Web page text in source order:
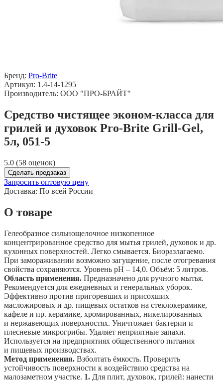
Бренд: Pro-Brite
Артикул: 1.4-14-1295
Производитель: ООО "ПРО-БРАЙТ"
Средство чистящее эконом-класса для
грилей и духовок Pro-Brite Grill-Gel,
5л, 051-5
5.0 (58 оценок)
Сделать предзаказ
Запросить оптовую цену
Доставка: По всей России
О товаре
Гелеобразное сильнощелочное низкопенное
концентрированное средство для мытья грилей, духовок и др.
кухонных поверхностей. Легко смывается. Биоразлагаемо.
При замораживании возможно загущение, после отогревания
свойства сохраняются. Уровень рН – 14,0. Объём: 5 литров.
Область применения. Предназначено для ручного мытья.
Рекомендуется для ежедневных и генеральных уборок.
Эффективно против пригоревших и присохших
масложировых и др. пищевых остатков на стеклокерамике,
кафеле и пр. керамике, хромированных, никелированных
и нержавеющих поверхностях. Уничтожает бактерии и
плесневые микрогрибы. Удаляет неприятные запахи.
Используется на предприятиях общественного питания
и пищевых производствах.
Метод применения. Взболтать ёмкость. Проверить
устойчивость поверхности к воздействию средства на
малозаметном участке. 1. Для плит, духовок, грилей: нанести